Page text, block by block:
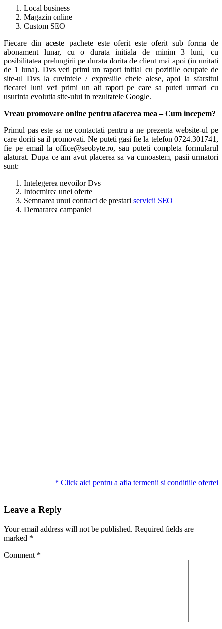
Local business
Magazin online
Custom SEO
Fiecare din aceste pachete este oferit este oferit sub forma de
abonament lunar, cu o durata initiala de minim 3 luni, cu
posibilitatea prelungirii pe durata dorita de client mai apoi (in unitati
de 1 luna). Dvs veti primi un raport initial cu pozitiile ocupate de
site-ul Dvs la cuvintele / expresiile cheie alese, apoi la sfarsitul
fiecarei luni veti primi un alt raport pe care sa puteti urmari cu
usurinta evolutia site-ului in rezultatele Google.
Vreau promovare online pentru afacerea mea – Cum incepem?
Primul pas este sa ne contactati pentru a ne prezenta website-ul pe
care doriti sa il promovati. Ne puteti gasi fie la telefon 0724.301741,
fie pe email la office@seobyte.ro, sau puteti completa formularul
alaturat. Dupa ce am avut placerea sa va cunoastem, pasii urmatori
sunt:
Intelegerea nevoilor Dvs
Intocmirea unei oferte
Semnarea unui contract de prestari servicii SEO
Demararea campaniei
* Click aici pentru a afla termenii si conditiile ofertei
Leave a Reply
Your email address will not be published. Required fields are
marked *
Comment *